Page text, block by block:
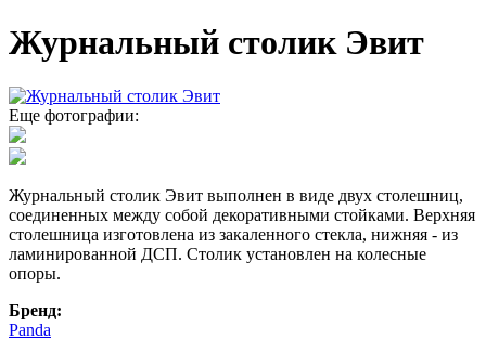
Журнальный столик Эвит
Еще фотографии:
Журнальный столик Эвит выполнен в виде двух столешниц,
соединенных между собой декоративными стойками. Верхняя
столешница изготовлена из закаленного стекла, нижняя - из
ламинированной ДСП. Столик установлен на колесные
опоры.
Бренд:
Panda